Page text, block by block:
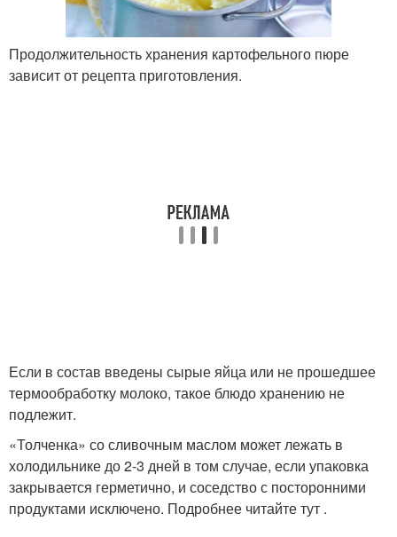
Продолжительность хранения картофельного пюре
зависит от рецепта приготовления.
Если в состав введены сырые яйца или не прошедшее
термообработку молоко, такое блюдо хранению не
подлежит.
«Толченка» со сливочным маслом может лежать в
холодильнике до 2-3 дней в том случае, если упаковка
закрывается герметично, и соседство с посторонними
продуктами исключено. Подробнее читайте тут .